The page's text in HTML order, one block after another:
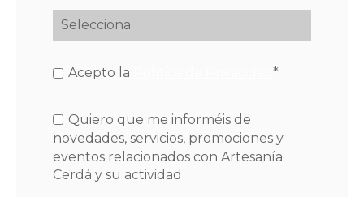
Acepto la *
Quiero que me informéis de
novedades, servicios, promociones y
eventos relacionados con Artesanía
Cerdá y su actividad